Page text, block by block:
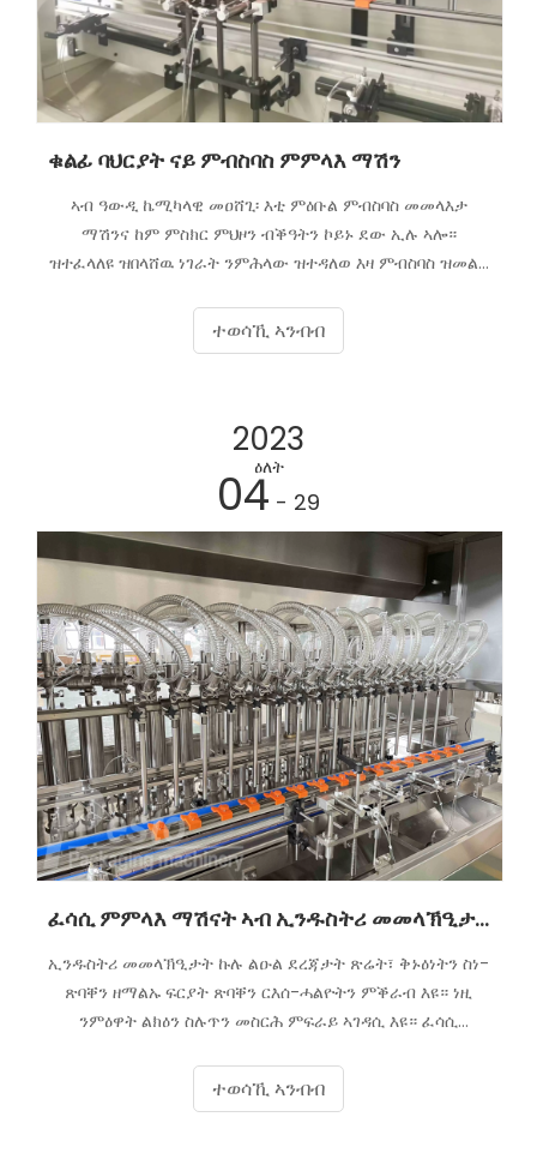
ቁልፊ ባህርያት ናይ ምብስባስ ምምላእ ማሽን
ኣብ ዓውዲ ኬሚካላዊ መዐሸጊ፡ እቲ ምዕቡል ምብስባስ መመላእታ
ማሽንና ከም ምስክር ምህዞን ብቕዓትን ኮይኑ ደው ኢሉ ኣሎ።
ዝተፈላለዩ ዝበላሸዉ ነገራት ንምሕላው ዝተዳለወ እዛ ምብስባስ ዝመልኣ
እያ።
ተወሳኺ ኣንብብ
2023
ዕለት
04 - 29
ፈሳሲ ምምላእ ማሽናት ኣብ ኢንዱስትሪ መመላኽዒታት
ኢንዱስትሪ መመላኽዒታት ኩሉ ልዑል ደረጃታት ጽሬት፣ ቅኑዕነትን ስነ-
ጽባቐን ዘማልኡ ፍርያት ጽባቐን ርእሰ-ሓልዮትን ምቕራብ እዩ። ነዚ
ንምዕዋት ልክዕን ስሉጥን መስርሕ ምፍራይ ኣገዳሲ እዩ። ፈሳሲ
ፍርያት ኣብ መትሓዚኦም ብትኽክልን ብቐጻልነትን ከም ዝምላእ
ብምርግጋጽ ኣብ ኢንዱስትሪ መመላኽዒታት ዓቢ ተራ ይጻወታ። ኣብዚ
ተወሳኺ ኣንብብ